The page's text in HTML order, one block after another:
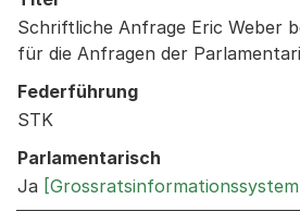
Schriftliche Anfrage Eric Weber
für die Anfragen der
Federführung
STK
Parlamentarisch
Ja